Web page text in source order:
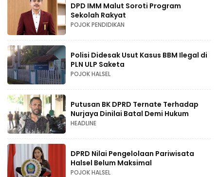
DPD IMM Malut Soroti Program
Sekolah Rakyat
POJOK PENDIDIKAN
Polisi Didesak Usut Kasus BBM Ilegal di
PLN ULP Saketa
POJOK HALSEL
Putusan BK DPRD Ternate Terhadap
Nurjaya Dinilai Batal Demi Hukum
HEADLINE
DPRD Nilai Pengelolaan Pariwisata
Halsel Belum Maksimal
POJOK HALSEL